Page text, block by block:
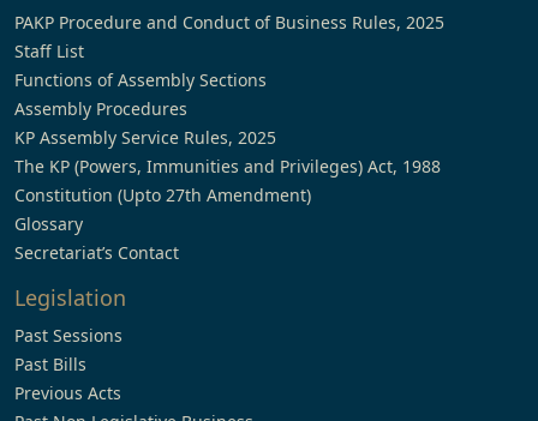
PAKP Procedure and Conduct of Business Rules, 2025
Staff List
Functions of Assembly Sections
Assembly Procedures
KP Assembly Service Rules, 2025
The KP (Powers, Immunities and Privileges) Act, 1988
Constitution (Upto 27th Amendment)
Glossary
Secretariat’s Contact
Legislation
Past Sessions
Past Bills
Previous Acts